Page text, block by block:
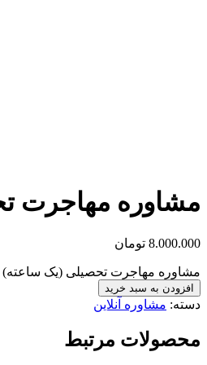
مشاوره مهاجرت
8.000.000 تومان
مشاوره مهاجرت تحصیلی (یک ساعته)
افزودن به سبد خرید
دسته: مشاوره آنلاین
محصولات مرتبط